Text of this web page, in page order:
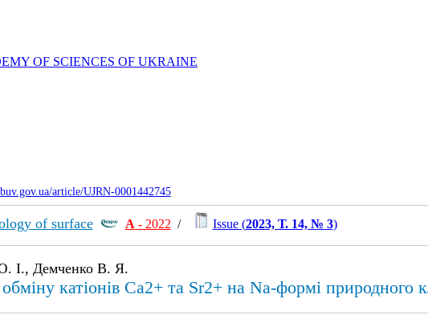
OF SCIENCES OF UKRAINE
article/UJRN-0001442745
of surface А - 2022 / Issue (2023, Т. 14, № 3)
І., Демченко В. Я.
катіонів Ca2+ та Sr2+ на Na-формі природного